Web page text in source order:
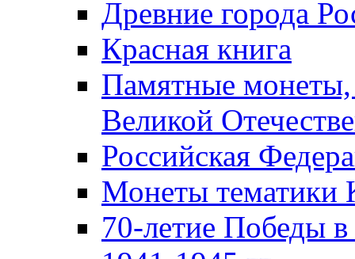
Древние города
Красная книга
Памятные
Великой
Российская
Монеты тематики
70-летие Победы